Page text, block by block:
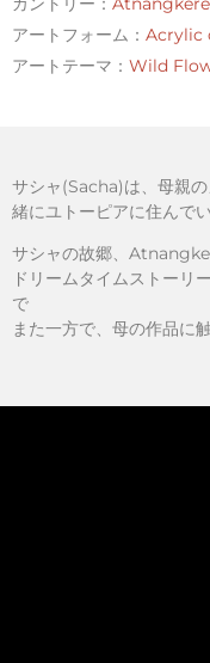
アートフォーム： Acrylic
アートテーマ： Wild
サシャ(Sacha)は、母親
緒にユトーピアに住んでい
サシャの故郷、
ドリームタイムストーリ
で
また一方で、母の作品に